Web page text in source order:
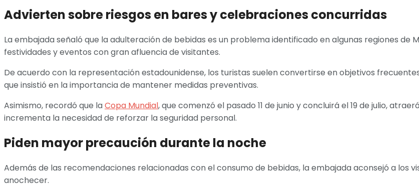
Advierten sobre riesgos en bares y celebraciones concurridas
La embajada señaló que la adulteración de bebidas es un problema identificado en algunas regiones
festividades y eventos con gran afluencia de visitantes.
De acuerdo con la representación estadounidense, los turistas suelen convertirse en objetivos
que insistió en la importancia de mantener medidas preventivas.
Asimismo, recordó que laCopa Mundial, que comenzó el pasado 11 de junio y concluirá el 19 de julio,
incrementa la necesidad de reforzar la seguridad personal.
Piden mayor precaución durante la noche
Además de las recomendaciones relacionadas con el consumo de bebidas, la embajada aconsejó a los
anochecer.